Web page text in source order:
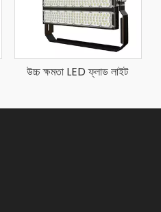
উচ্চ ক্ষমতা LED ফ্লাড লাইট